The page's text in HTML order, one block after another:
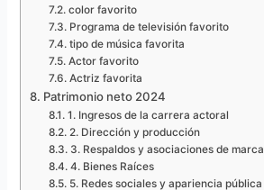
color favorito
Programa de televisión favorito
tipo de música favorita
Actor favorito
Actriz favorita
Patrimonio neto 2024
1. Ingresos de la carrera actoral
2. Dirección y producción
3. Respaldos y asociaciones de marca
4. Bienes Raíces
5. Redes sociales y apariencia pública